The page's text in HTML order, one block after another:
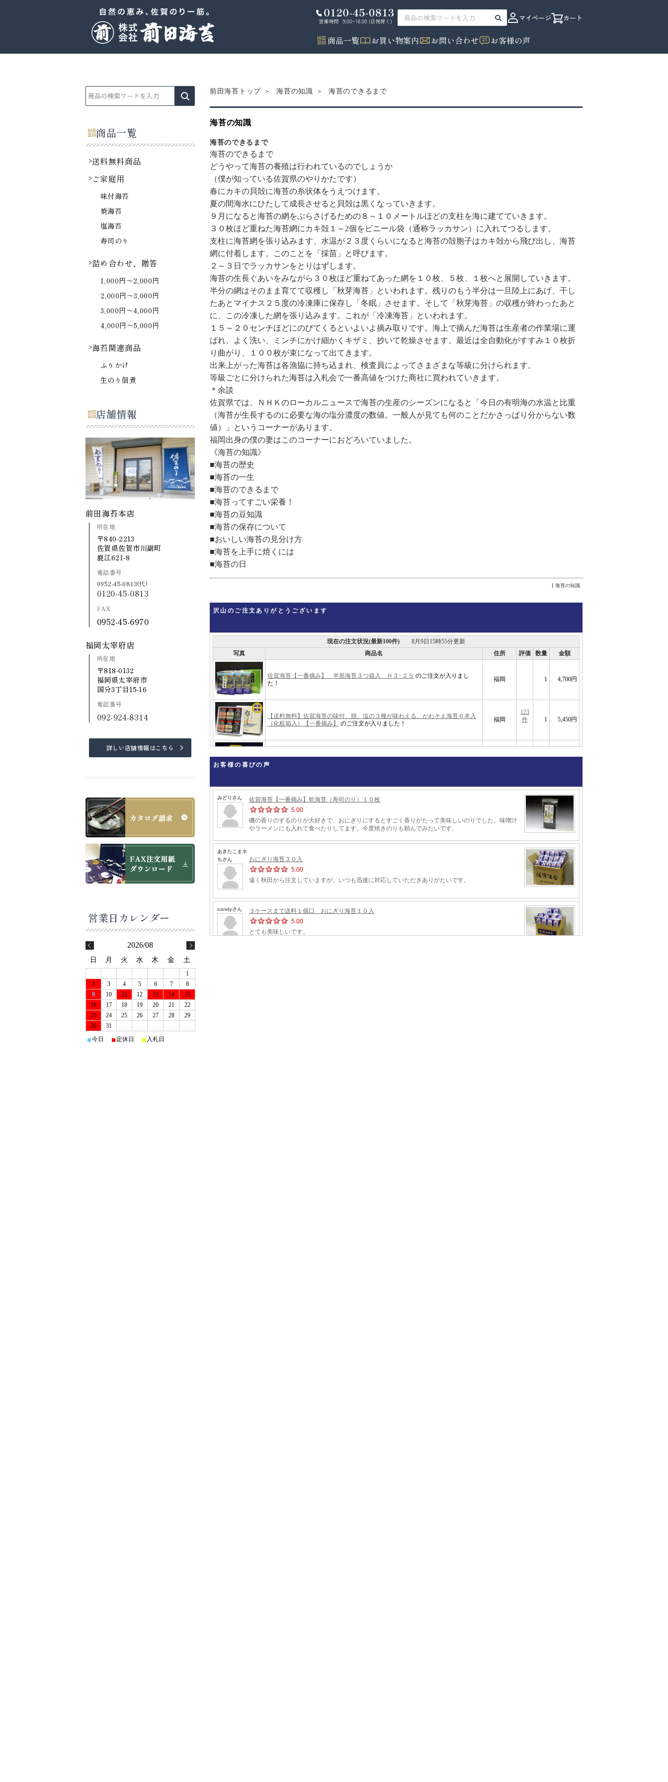
マイページ カート
商品一覧 お買い物案内 お問い合わせ お客様の声
前田海苔トップ 海苔の知識 海苔のできるまで
海苔の知識
海苔のできるまで
海苔のできるまで
どうやって海苔の養殖は行われているのでしょうか
（僕が知っている佐賀県のやりかたです）
春にカキの貝殻に海苔の糸状体をうえつけます。
夏の間海水にひたして成長させると貝殻は黒くなっていきます。
９月になると海苔の網をぶらさげるための８～１０メートルほどの支柱を海に建てていきます。
３０枚ほど重ねた海苔網にカキ殻１～ 2個をビニール袋（通称ラッカサン）に入れてつるします。
支柱に海苔網を張り込みます、水温が２３度くらいになると海苔の殻胞子はカキ殻から飛び出し、海苔
網に付着します。このことを「採苗」と呼びます。
２～３日でラッカサンをとりはずします。
海苔の生長ぐあいをみながら３０枚ほど重ねてあった網を１０枚、５枚、１枚へと展開していきます。
半分の網はそのまま育てて収穫し「秋芽海苔」といわれます。残りのもう半分は一旦陸上にあげ、干し
たあとマイナス２５度の冷凍庫に保存し「冬眠」させます。そして「秋芽海苔」の収穫が終わったあと
に、この冷凍した網を張り込みます。これが「冷凍海苔」といわれます。
１５～２０センチほどにのびてくるといよいよ摘み取りです。海上で摘んだ海苔は生産者の作業場に運
ばれ、よく洗い、ミンチにかけ細かくキザミ、抄いて乾燥させます。最近は全自動化がすすみ１０枚折
り曲がり、１００枚が束になって出てきます。
出来上がった海苔は各漁協に持ち込まれ、検査員によってさまざまな等級に分けられます。
等級ごとに分けられた海苔は入札会で一番高値をつけた商社に買われていきます。
＊余談
佐賀県では、ＮＨＫのローカルニュースで海苔の生産のシーズンになると「今日の有明海の水温と比重
（海苔が生長するのに必要な海の塩分濃度の数値。一般人が見ても何のことだかさっぱり分からない数
値）」というコーナーがあります。
福岡出身の僕の妻はこのコーナーにおどろいていました。
《海苔の知識》
■海苔の歴史
■海苔の一生
■海苔のできるまで
■海苔ってすごい栄養！
■海苔の豆知識
■海苔の保存について
■おいしい海苔の見分け方
■海苔を上手に焼くには
■海苔の日
海苔の知識
沢山のご注文ありがとうございます
お客様の喜びの声
商品一覧
送料無料商品
ご家庭用
味付海苔
焼海苔
塩海苔
寿司のり
詰め合わせ、贈答
1,000円～2,000円
2,000円～3,000円
3,000円～4,000円
4,000円～5,000円
海苔関連商品
ふりかけ
生のり佃煮
店舗情報
前田海苔本店
所在地
〒840-2213
佐賀県佐賀市川副町
鹿江621-8
電話番号
0952-45-0813(代)
0120-45-0813
FAX
0952-45-6970
福岡太宰府店
所在地
〒818-0132
福岡県太宰府市
国分3丁目15-16
電話番号
092-924-8314
詳しい店舗情報はこちら
営業日カレンダー
2026/08
日 月 火 水 木 金 土
1
2
3 4 5 6 7
8
9
10 11 12 13 14
15
16
17 18 19 20 21
22
23
24 25 26 27 28
29
30
31
■今日 ■定休日 ■ 入札日